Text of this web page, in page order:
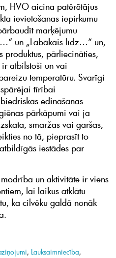
HVO aicina patērētājus
ievietošanas iepirkumu
marķējumu
un „Labākais līdz…“ un,
pārliecināties,
atbilstoši un vai
temperatūru. Svarīgi
tīrībai
ēdināšanas
pārkāpumi vai ja
smaržas vai garšas,
no tā, pieprasīt to
iestādes par
un aktivitāte ir viens
lai laikus atklātu
ka cilvēku galdā nonāk
, Lauksaimniecība,